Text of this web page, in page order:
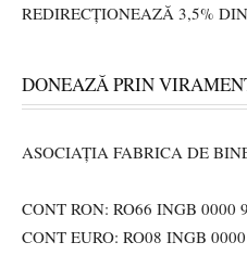
REDIRECȚIONEAZĂ 3,5%
DONEAZĂ PRIN
ASOCIAȚIA FABRICA DE
CONT RON: RO66 INGB 0000
CONT EURO: RO08 INGB